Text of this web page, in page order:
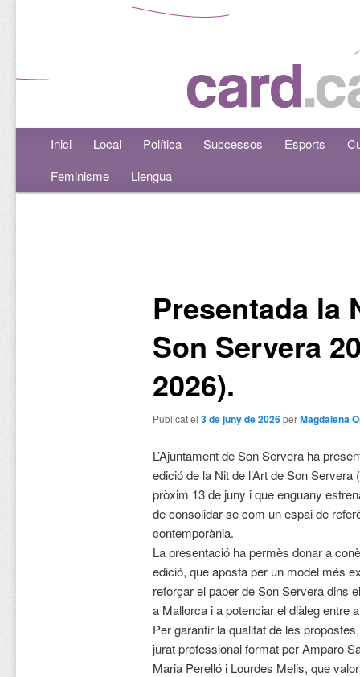
Menú principalAneu al contingut principal
Aneu al contingut secundari
Inici Local Política Successos Esports
Feminisme
Llengua
Presentada la
Son Servera
2026).
Publicat el 3 de juny de 2026perMagdalena
L’Ajuntament de Son Servera ha
edició de la Nit de l’Art de Son
pròxim 13 de juny i que enguany
de consolidar-se com un espai de
contemporània.
La presentació ha permès donar a
edició, que aposta per un model més
reforçar el paper de Son Servera dins
a Mallorca i a potenciar el diàleg entre
Per garantir la qualitat de les
jurat professional format per Amparo
Maria Perelló i Lourdes Melis, que